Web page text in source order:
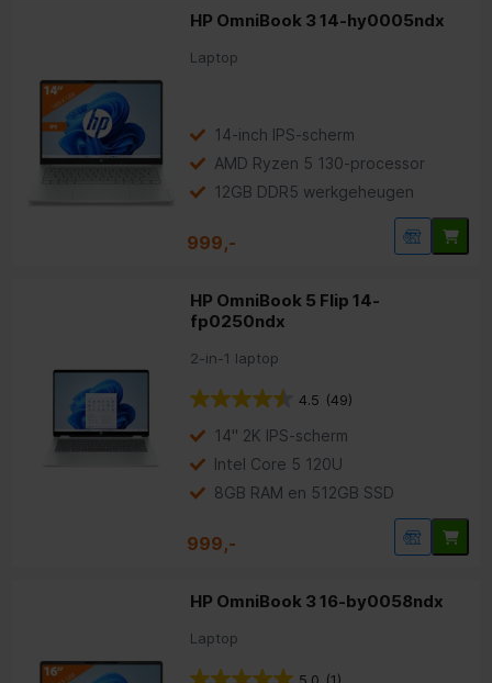
HP OmniBook 3 14-hy0005ndx
Laptop
14-inch IPS-scherm
AMD Ryzen 5 130-processor
12GB DDR5 werkgeheugen
999,-
HP OmniBook 5 Flip 14-
fp0250ndx
2-in-1 laptop
4.5 (49)
14" 2K IPS-scherm
Intel Core 5 120U
8GB RAM en 512GB SSD
999,-
HP OmniBook 3 16-by0058ndx
Laptop
5.0 (1)